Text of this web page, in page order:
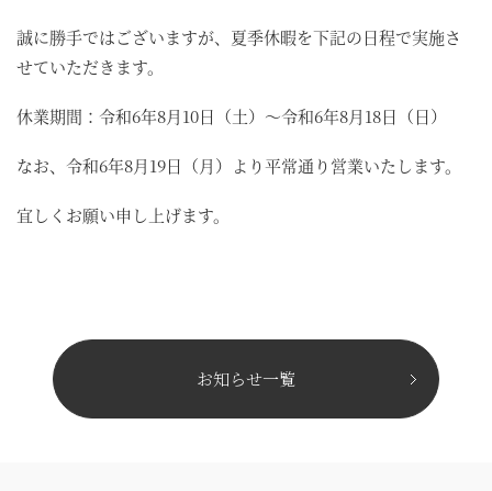
誠に勝手ではございますが、夏季休暇を下記の日程で実施さ
せていただきます。
休業期間：令和6年8月10日（土）～令和6年8月18日（日）
なお、令和6年8月19日（月）より平常通り営業いたします。
宜しくお願い申し上げます。
お知らせ一覧